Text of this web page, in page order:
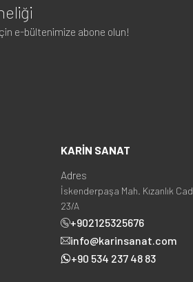
e-bültenimize abone olun!
KARİN SANAT
Adres
İskenderpaşa Mah. Kızanlık Cad.
23/A
+902125325676
info@karinsanat.com
+90 534 237 48 83